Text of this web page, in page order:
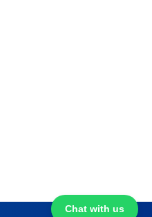
Chat with us